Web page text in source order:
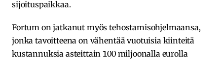
sijoituspaikkaa.
Fortum on jatkanut myös tehostamisohjelmaansa,
jonka tavoitteena on vähentää vuotuisia kiinteitä
kustannuksia asteittain 100 miljoonalla eurolla